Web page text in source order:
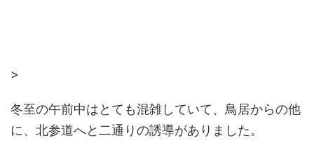
>
冬至の午前中はとても混雑していて、鳥居からの他
に、北参道へと二通りの誘導がありました。